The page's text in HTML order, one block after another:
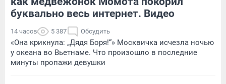
буквально весь интернет. Видео
14 часов 5 387 Обсудить
«Она крикнула: „Дядя Боря!“» Москвичка исчезла ночью
у океана во Вьетнаме. Что произошло в последние
минуты пропажи девушки